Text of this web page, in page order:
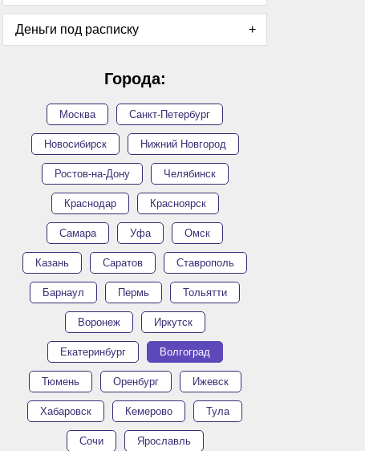
Деньги под расписку
Города:
Москва Санкт-Петербург
Новосибирск Нижний Новгород
Ростов-на-Дону Челябинск
Краснодар Красноярск
Самара Уфа Омск
Казань Саратов Ставрополь
Барнаул Пермь Тольятти
Воронеж Иркутск
Екатеринбург Волгоград
Тюмень Оренбург Ижевск
Хабаровск Кемерово Тула
Сочи Ярославль